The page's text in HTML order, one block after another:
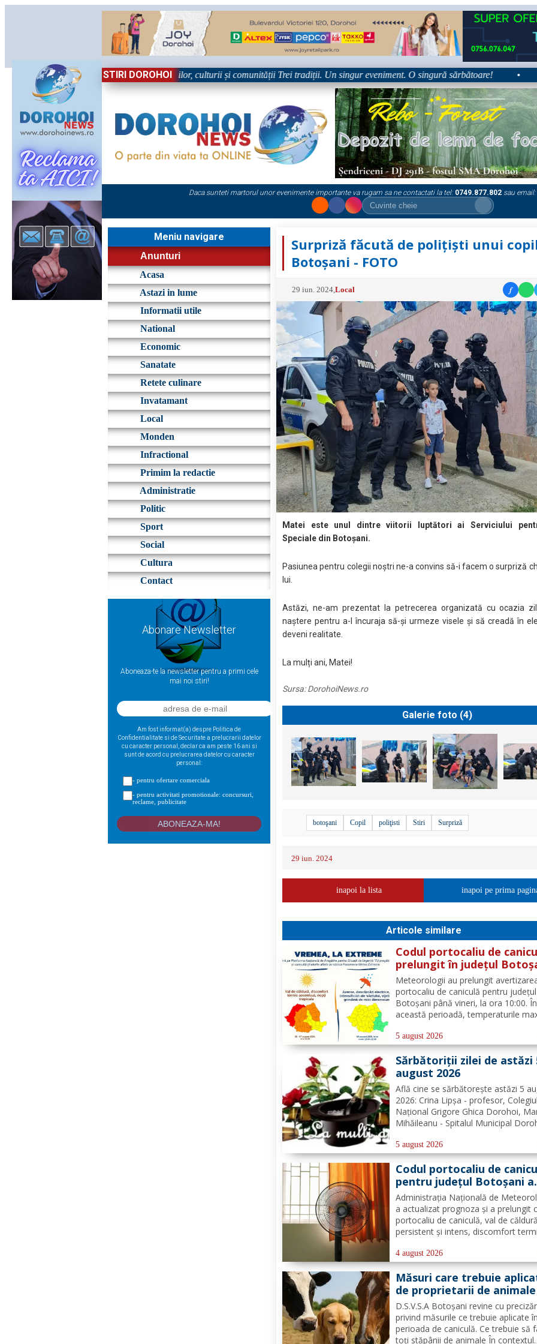
STIRI DOROHOI
Sărbătoare!” – trei zile dedicate tradițiilor, culturii și comunității Trei tradiții. Un singur eveniment. O singură sărbătoare! •
Daca sunteti martorul unor evenimente importante va rugam sa ne contactati la tel: 0749.877.802 sau email:
Meniu navigare
Anunturi
Acasa
Astazi in lume
Informatii utile
National
Economic
Sanatate
Retete culinare
Invatamant
Local
Monden
Infractional
Primim la redactie
Administratie
Politic
Sport
Social
Cultura
Contact
Abonare Newsletter
Aboneaza-te la newsletter pentru a primi cele
mai noi stiri!
Am fost informat(a) despre Politica de
Confidentialitate si de Securitate a prelucrarii datelor
cu caracter personal, declar ca am peste 16 ani si
sunt de acord cu prelucrarea datelor cu caracter
personal:
- pentru ofertare comerciala
- pentru activitati promotionale: concursuri,
reclame, publicitate
Surpriză făcută de polițiști unui
Botoșani - FOTO
29 iun. 2024 ,Local f
Matei este unul dintre viitorii luptători ai Serviciului
Speciale din Botoșani.
Pasiunea pentru colegii noștri ne-a convins să-i facem o surpriză
lui.
Astăzi, ne-am prezentat la petrecerea organizată cu ocazia
naștere pentru a-l încuraja să-și urmeze visele și să creadă în
deveni realitate.
La mulți ani, Matei!
Sursa:DorohoiNews.ro
Galerie foto (4)
botoşani Copil poliţisti Stiri Surpriză
29 iun. 2024
inapoi la lista inapoi pe prima
Articole similare
Codul portocaliu de
prelungit în județul
Pentru ziua de mâine sunt
prognozate și furtuni
Meteorologii au prelungit
portocaliu de caniculă pentru județul
Botoșani până vineri, la ora 10:00. În
această perioadă, temperaturile
temperatură-umezeală va depăși
critic de 80 de unități. Nopțile vor
tropicale, cu minime...
5 august 2026
Sărbătoriții zilei de astăzi
august 2026
Află cine se sărbătoreşte astăzi 5
2026: Crina Lipșa - profesor, Colegiul
Național Grigore Ghica Dorohoi,
Mihăileanu - Spitalul Municipal
Redacția Dorohoi News urează
mulți ani! Completează lista
din Dorohoi, la...
5 august 2026
Codul portocaliu de
pentru județul Botoșani a
fost prelungit
Administrația Națională de
a actualizat prognoza și a prelungit
portocaliu de caniculă, val de căldură
persistent și intens, discomfort
Botoșani, până joi, la ora 10:00.
Temperaturile maxime vor fi
între 35 și 39 de...
4 august 2026
Măsuri care trebuie
de proprietarii de
condiții de caniculă
D.S.V.S.A Botoșani revine cu
privind măsurile ce trebuie aplicate în
perioada de caniculă. Ce trebuie să
toți stăpânii de animale În contextul